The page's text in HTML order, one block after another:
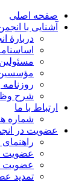
صفحه اصلی
آشنایی با انجمن
دربارۀ
اساسنامه
مسئولین
مؤسسین
روزنامه
شرح
ارتباط با ما
شماره
عضویت در
راهنمای
عضویت
عضویت
تمدید